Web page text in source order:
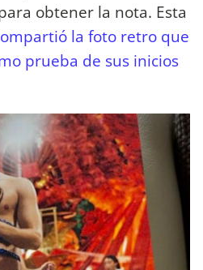
obtener la nota. Esta
la foto retro que
prueba de sus inicios